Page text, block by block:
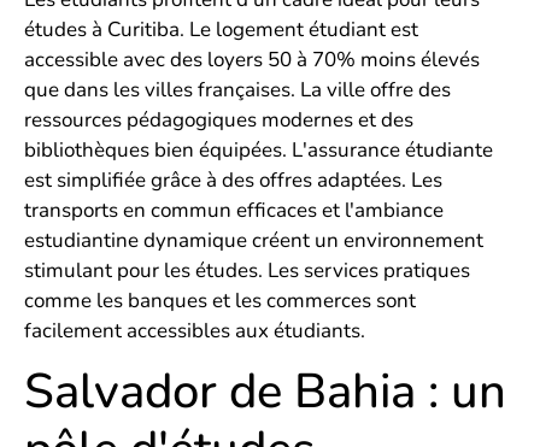
études à Curitiba. Le logement étudiant est
accessible avec des loyers 50 à 70% moins élevés
que dans les villes françaises. La ville offre des
ressources pédagogiques modernes et des
bibliothèques bien équipées. L'assurance étudiante
est simplifiée grâce à des offres adaptées. Les
transports en commun efficaces et l'ambiance
estudiantine dynamique créent un environnement
stimulant pour les études. Les services pratiques
comme les banques et les commerces sont
facilement accessibles aux étudiants.
Salvador de Bahia : un